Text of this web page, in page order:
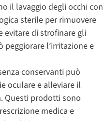
il lavaggio degli occhi con
sterile per rimuovere
evitare di strofinare gli
l’irritazione e
conservanti può
oculare e alleviare il
Questi prodotti sono
medica e